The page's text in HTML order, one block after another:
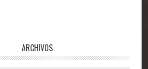
ARCHIVOS